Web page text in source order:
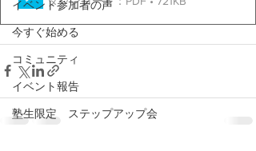
イベント参加者の声
今すぐ始める
コミュニティ
イベント報告
塾生限定 ステップアップ会